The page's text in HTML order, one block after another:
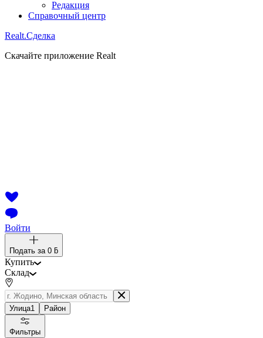
Редакция
Справочный центр
Realt.Сделка
Скачайте приложение Realt
Войти
Подать за 0 ƃ
Купить
Склад
Улица1 Район
Фильтры